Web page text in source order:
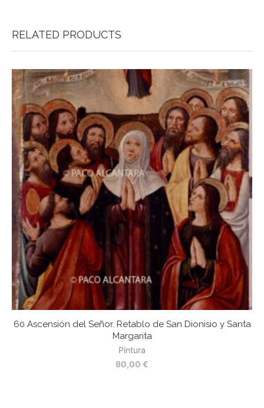
RELATED PRODUCTS
60 Ascensión del Señor. Retablo de San Dionisio y Santa
Margarita
Pintura
80,00 €